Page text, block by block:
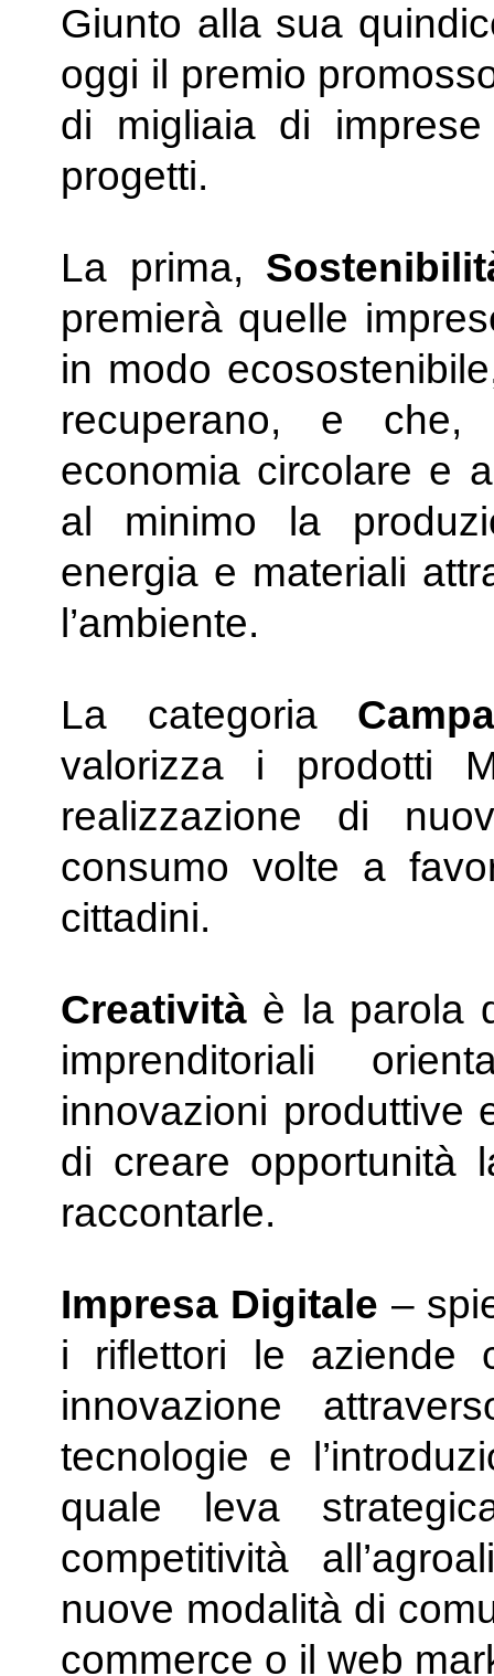
Giunto alla sua
oggi il premio
di migliaia di
progetti.
La prima,
premierà quelle
in modo
recuperano, e
economia circolare e
al minimo la
energia e materiali
l’ambiente.
La categoria
valorizza i prodotti
realizzazione di
consumo volte a
cittadini.
Creatività è la parola
imprenditoriali
innovazioni produttive
di creare opportunità
raccontarle.
Impresa Digitale –
i riflettori le aziende
innovazione
tecnologie e
quale leva
competitività
nuove modalità di
commerce o il web